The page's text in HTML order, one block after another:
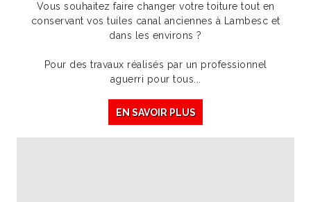
Vous souhaitez faire changer votre toiture tout en
conservant vos tuiles canal anciennes à Lambesc et
dans les environs ?
Pour des travaux réalisés par un professionnel
aguerri pour tous...
EN SAVOIR PLUS